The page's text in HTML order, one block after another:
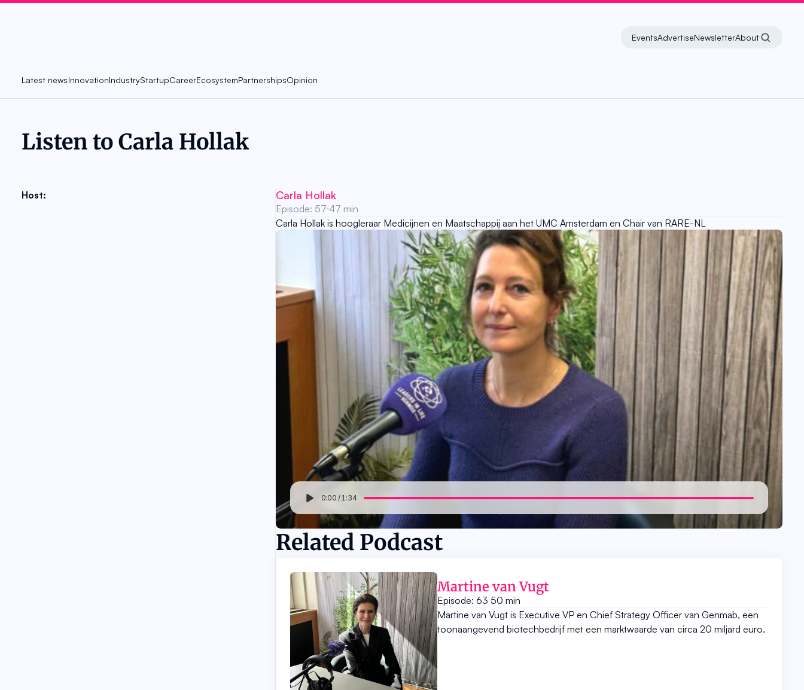
EventsAdvertiseNewsletterAbout
Latest newsInnovationIndustryStartupCareerEcosystemPartnershipsOpinion
Listen to Carla Hollak
Host: Carla Hollak
Episode: 57 47 min
Carla Hollak is hoogleraar Medicijnen en Maatschappij aan het UMC Amsterdam en Chair van RARE-NL
0:00 /1:34
Related Podcast
Martine van Vugt
Episode: 63 50 min
Martine van Vugt is Executive VP en Chief Strategy Officer van Genmab, een
toonaangevend biotechbedrijf met een marktwaarde van circa 20 miljard euro.